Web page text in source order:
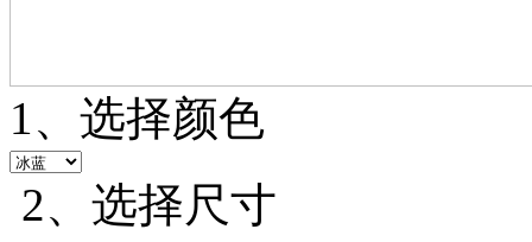
1、选择颜色
2、选择尺寸